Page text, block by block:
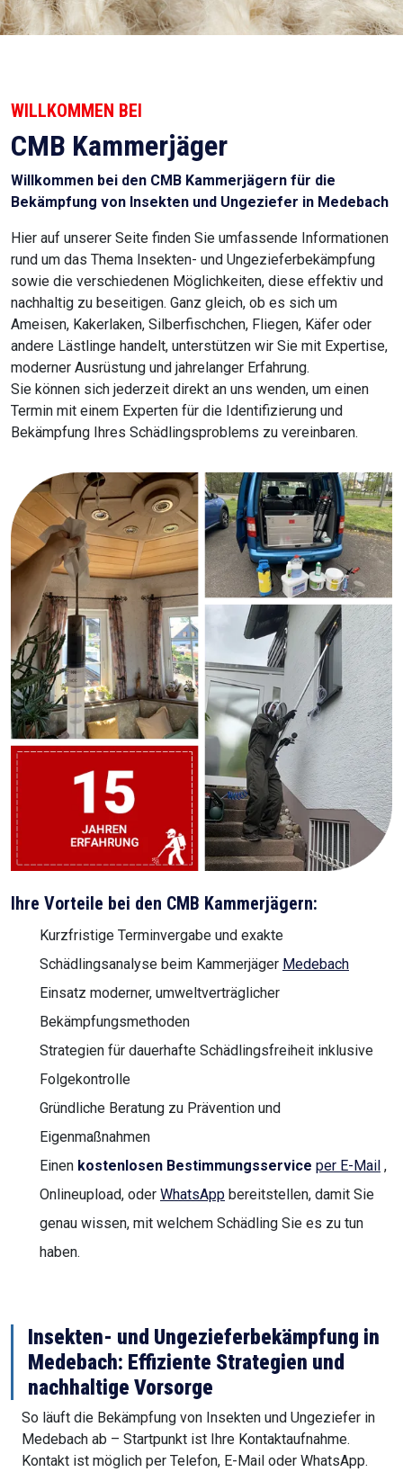
WILLKOMMEN BEI
CMB Kammerjäger
Willkommen bei den CMB Kammerjägern für die
Bekämpfung von Insekten und Ungeziefer in Medebach
Hier auf unserer Seite finden Sie umfassende Informationen
rund um das Thema Insekten- und Ungezieferbekämpfung
sowie die verschiedenen Möglichkeiten, diese effektiv und
nachhaltig zu beseitigen. Ganz gleich, ob es sich um
Ameisen, Kakerlaken, Silberfischchen, Fliegen, Käfer oder
andere Lästlinge handelt, unterstützen wir Sie mit Expertise,
moderner Ausrüstung und jahrelanger Erfahrung.
Sie können sich jederzeit direkt an uns wenden, um einen
Termin mit einem Experten für die Identifizierung und
Bekämpfung Ihres Schädlingsproblems zu vereinbaren.
Ihre Vorteile bei den CMB Kammerjägern:
Kurzfristige Terminvergabe und exakte
Schädlingsanalyse beim Kammerjäger Medebach
Einsatz moderner, umweltverträglicher
Bekämpfungsmethoden
Strategien für dauerhafte Schädlingsfreiheit inklusive
Folgekontrolle
Gründliche Beratung zu Prävention und
Eigenmaßnahmen
Einen kostenlosen Bestimmungsservice per E-Mail ,
Onlineupload, oder WhatsApp bereitstellen, damit Sie
genau wissen, mit welchem Schädling Sie es zu tun
haben.
Insekten- und Ungezieferbekämpfung in
Medebach: Effiziente Strategien und
nachhaltige Vorsorge
So läuft die Bekämpfung von Insekten und Ungeziefer in
Medebach ab – Startpunkt ist Ihre Kontaktaufnahme.
Kontakt ist möglich per Telefon, E-Mail oder WhatsApp.